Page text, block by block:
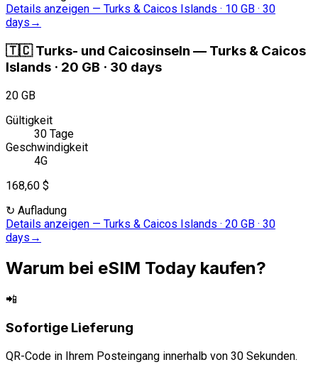
Details anzeigen — Turks & Caicos Islands · 10 GB · 30
days →
🇹🇨 Turks- und Caicosinseln — Turks & Caicos
Islands · 20 GB · 30 days
20 GB
Gültigkeit
30 Tage
Geschwindigkeit
4G
168,60 $
↻ Aufladung
Details anzeigen — Turks & Caicos Islands · 20 GB · 30
days →
Warum bei eSIM Today kaufen?
📲
Sofortige Lieferung
QR-Code in Ihrem Posteingang innerhalb von 30 Sekunden.